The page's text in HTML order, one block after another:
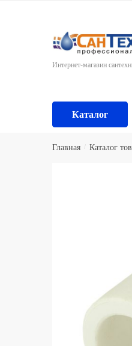
Интернет-магазин
Каталог
Главная Каталог